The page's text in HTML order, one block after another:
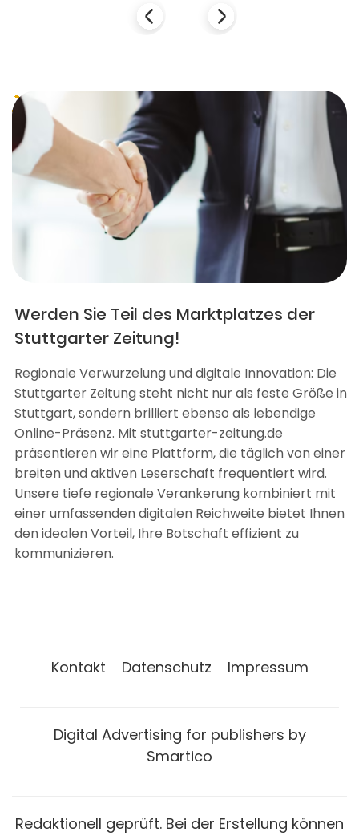
Werden Sie Teil des Marktplatzes der
Stuttgarter Zeitung!
Regionale Verwurzelung und digitale Innovation: Die
Stuttgarter Zeitung steht nicht nur als feste Größe in
Stuttgart, sondern brilliert ebenso als lebendige
Online-Präsenz. Mit stuttgarter-zeitung.de
präsentieren wir eine Plattform, die täglich von einer
breiten und aktiven Leserschaft frequentiert wird.
Unsere tiefe regionale Verankerung kombiniert mit
einer umfassenden digitalen Reichweite bietet Ihnen
den idealen Vorteil, Ihre Botschaft effizient zu
kommunizieren.
Kontakt Datenschutz Impressum
Digital Advertising for publishers by
Smartico
Redaktionell geprüft. Bei der Erstellung können